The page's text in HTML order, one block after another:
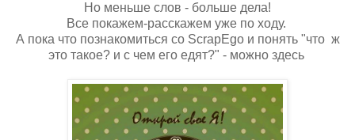
Но меньше слов - больше дела!
Все покажем-расскажем уже по ходу.
А пока что познакомиться со ScrapEgo и понять "что ж
это такое? и с чем его едят?" - можно здесь